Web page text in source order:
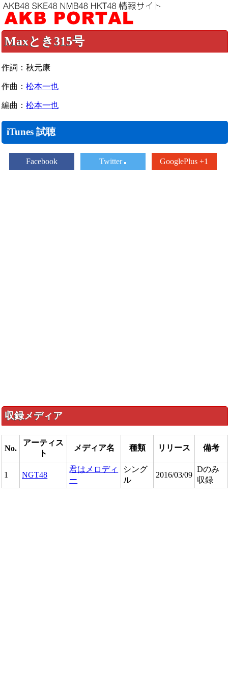
Maxとき315号
作詞：秋元康
作曲：松本一也
編曲：松本一也
iTunes 試聴
Facebook Twitter GooglePlus +1
収録メディア
No.
アーティス
ト
メディア名 種類 リリース 備考
1 NGT48
君はメロディ
ー
シング
ル
2016/03/09
Dのみ
収録